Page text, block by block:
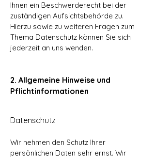
Ihnen ein Beschwerderecht bei der
zuständigen Aufsichtsbehörde zu.
Hierzu sowie zu weiteren Fragen zum
Thema Datenschutz können Sie sich
jederzeit an uns wenden.
2. Allgemeine Hinweise und
Pflichtinformationen
Datenschutz
Wir nehmen den Schutz Ihrer
persönlichen Daten sehr ernst. Wir